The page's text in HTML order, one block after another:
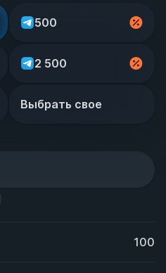
500
2 500
Выбрать свое
100